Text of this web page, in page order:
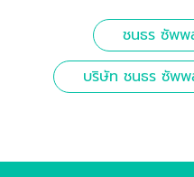
ชนธร ซัพพ
บริษัท ชนธร ซัพพ